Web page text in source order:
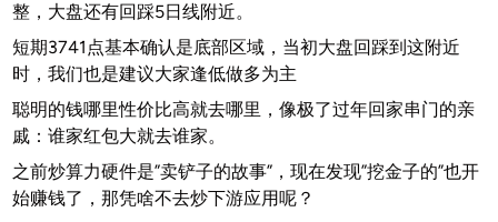
整，大盘还有回踩5日线附近。
短期3741点基本确认是底部区域，当初大盘回踩到这附近
时，我们也是建议大家逢低做多为主
聪明的钱哪里性价比高就去哪里，像极了过年回家串门的亲
戚：谁家红包大就去谁家。
之前炒算力硬件是”卖铲子的故事”，现在发现”挖金子的”也开
始赚钱了，那凭啥不去炒下游应用呢？